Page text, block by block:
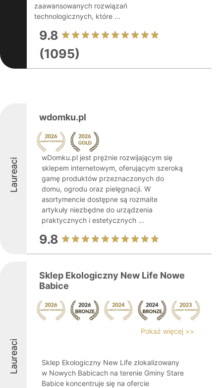
zaawansowanych rozwiązań
technologicznych, które ...
9.8
(1095)
Laureaci
wdomku.pl
wDomku.pl jest prężnie rozwijającym się
sklepem internetowym, oferującym szeroką
gamę produktów przeznaczonych do
domu, ogrodu oraz pielęgnacji. W
asortymencie dostępne są rozmaite
artykuły niezbędne do urządzenia
praktycznych i estetycznych ...
9.8
Laureaci
Sklep Ekologiczny New Life Nowe
Babice
Pokaż więcej >>
Sklep Ekologiczny New Life zlokalizowany
w Nowych Babicach na terenie Gminy Stare
Babice koncentruje się na ofercie